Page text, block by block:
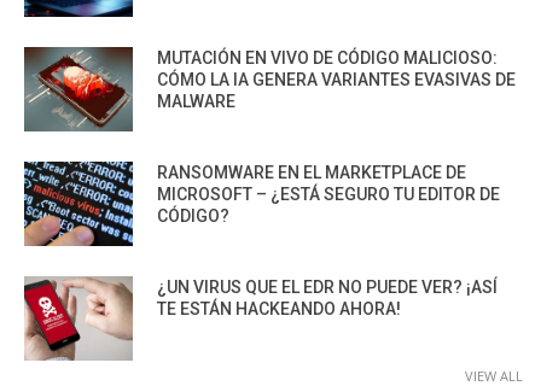
MUTACIÓN EN VIVO DE CÓDIGO MALICIOSO:
CÓMO LA IA GENERA VARIANTES EVASIVAS DE
MALWARE
RANSOMWARE EN EL MARKETPLACE DE
MICROSOFT – ¿ESTÁ SEGURO TU EDITOR DE
CÓDIGO?
¿UN VIRUS QUE EL EDR NO PUEDE VER? ¡ASÍ
TE ESTÁN HACKEANDO AHORA!
VIEW ALL